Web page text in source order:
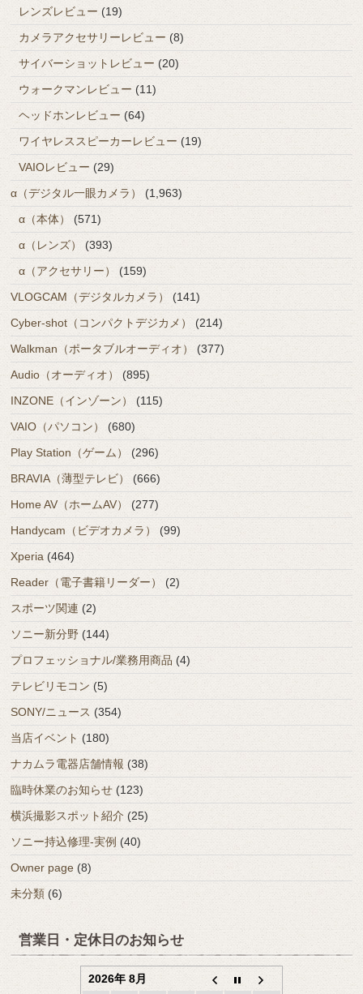
レンズレビュー (19)
カメラアクセサリーレビュー (8)
サイバーショットレビュー (20)
ウォークマンレビュー (11)
ヘッドホンレビュー (64)
ワイヤレススピーカーレビュー (19)
VAIOレビュー (29)
α（デジタル一眼カメラ）
(1,963)
α（本体）
(571)
α（レンズ）
(393)
α（アクセサリー）
(159)
VLOGCAM（デジタルカメラ）
(141)
Cyber-shot（コンパクトデジカメ）
(214)
Walkman（ポータブルオーディオ）
(377)
Audio（オーディオ）
(895)
INZONE（インゾーン）
(115)
VAIO（パソコン）
(680)
Play Station（ゲーム）
(296)
BRAVIA（薄型テレビ）
(666)
Home AV（ホームAV）
(277)
Handycam（ビデオカメラ）
(99)
Xperia (464)
Reader（電子書籍リーダー）
(2)
スポーツ関連 (2)
ソニー新分野 (144)
プロフェッショナル/業務用商品 (4)
テレビリモコン (5)
SONY/ニュース (354)
当店イベント (180)
ナカムラ電器店舗情報 (38)
臨時休業のお知らせ (123)
横浜撮影スポット紹介 (25)
ソニー持込修理-実例 (40)
Owner page (8)
未分類 (6)
営業日・定休日のお知らせ
2026年 8月